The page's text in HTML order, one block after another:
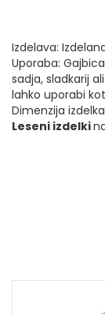
Izdelava:
Uporaba:
sadja, sladkarij
lahko uporabi
Dimenzija
Leseni izdelki